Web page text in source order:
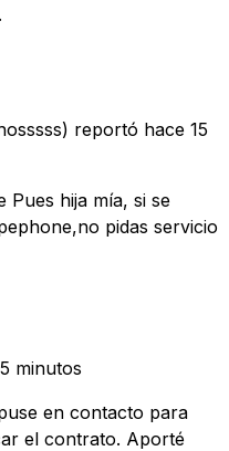
reportó hace 15
Pues hija mía, si se
pidas servicio
minutos
en contacto para
el contrato. Aporté